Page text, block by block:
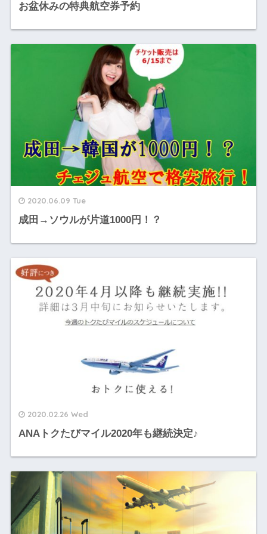
お盆休みの特典航空券予約
2020.06.09 Tue
成田→ソウルが片道1000円！？
2020.02.26 Wed
ANAトクたびマイル2020年も継続決定♪